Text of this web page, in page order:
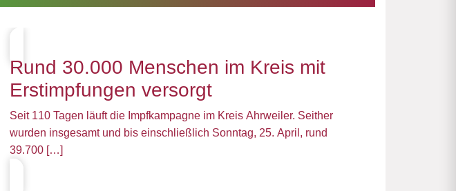
Rund 30.000 Menschen im Kreis mit
Erstimpfungen versorgt
Seit 110 Tagen läuft die Impfkampagne im Kreis Ahrweiler. Seither
wurden insgesamt und bis einschließlich Sonntag, 25. April, rund
39.700 […]